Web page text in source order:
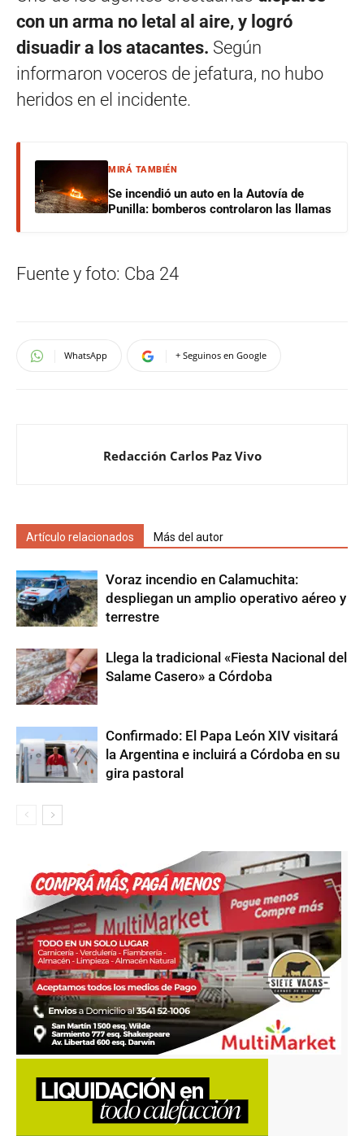
con un arma no letal al aire, y logró
disuadir a los atacantes. Según
informaron voceros de jefatura, no hubo
heridos en el incidente.
MIRÁ TAMBIÉN
Se incendió un auto en la Autovía de
Punilla: bomberos controlaron las llamas
Fuente y foto: Cba 24
WhatsApp + Seguinos en Google
Redacción Carlos Paz Vivo
Artículo relacionados Más del autor
Voraz incendio en Calamuchita:
despliegan un amplio operativo aéreo y
terrestre
Llega la tradicional «Fiesta Nacional del
Salame Casero» a Córdoba
Confirmado: El Papa León XIV visitará
la Argentina e incluirá a Córdoba en su
gira pastoral